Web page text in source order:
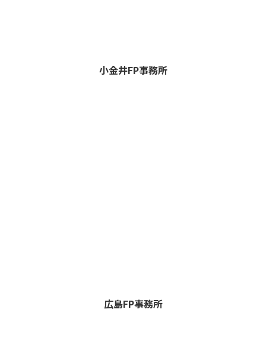
小金井FP事務所
広島FP事務所